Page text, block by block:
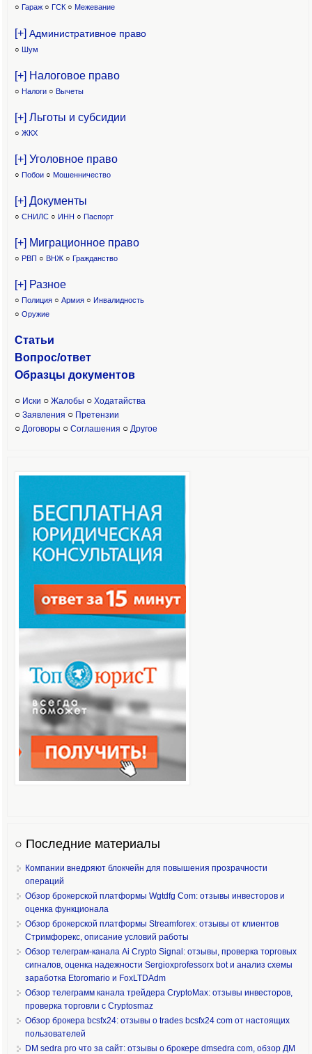
○ Гараж ○ ГСК ○ Межевание
[+] Административное право
○ Шум
[+] Налоговое право
○ Налоги ○ Вычеты
[+] Льготы и субсидии
○ ЖКХ
[+] Уголовное право
○ Побои ○ Мошенничество
[+] Документы
○ СНИЛС ○ ИНН ○ Паспорт
[+] Миграционное право
○ РВП ○ ВНЖ ○ Гражданство
[+] Разное
○ Полиция ○ Армия ○ Инвалидность
○ Оружие
Статьи
Вопрос/ответ
Образцы документов
○ Иски ○ Жалобы ○ Ходатайства
○ Заявления ○ Претензии
○ Договоры ○ Соглашения ○ Другое
○ Последние материалы
Компании внедряют блокчейн для повышения прозрачности
операций
Обзор брокерской платформы Wgtdfg Com: отзывы инвесторов и
оценка функционала
Обзор брокерской платформы Streamforex: отзывы от клиентов
Стримфорекс, описание условий работы
Обзор телеграм-канала Ai Crypto Signal: отзывы, проверка торговых
сигналов, оценка надежности Sergioxprofessorx bot и анализ схемы
заработка Etoromario и FoxLTDAdm
Обзор телеграмм канала трейдера CryptoMax: отзывы инвесторов,
проверка торговли с Cryptosmaz
Обзор брокера bcsfx24: отзывы о trades bcsfx24 com от настоящих
пользователей
DM sedra pro что за сайт: отзывы о брокере dmsedra com, обзор ДМ